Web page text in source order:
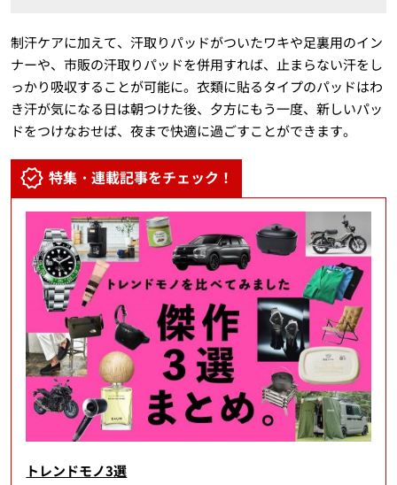
制汗ケアに加えて、汗取りパッドがついたワキや足裏用のイン
ナーや、市販の汗取りパッドを併用すれば、止まらない汗をし
っかり吸収することが可能に。衣類に貼るタイプのパッドはわ
き汗が気になる日は朝つけた後、夕方にもう一度、新しいパッ
ドをつけなおせば、夜まで快適に過ごすことができます。
特集・連載記事をチェック！
トレンドモノ3選